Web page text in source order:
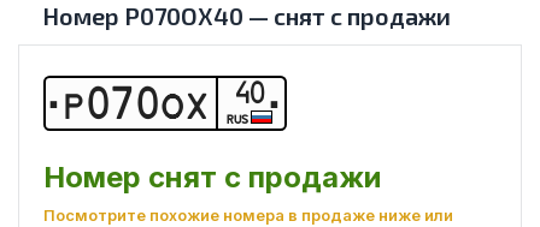
Номер Р070ОХ40 — снят с продажи
Р070ОХ 40
RUS
Номер снят с продажи
Посмотрите похожие номера в продаже ниже или